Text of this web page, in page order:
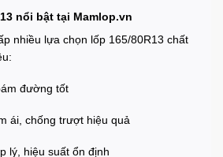
nổi bật tại Mamlop.vn
nhiều lựa chọn lốp 165/80R13 chất
đường tốt
ái, chống trượt hiệu quả
lý, hiệu suất ổn định